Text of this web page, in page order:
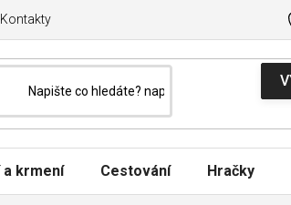
Kontakty
a krmení Cestování Hračky